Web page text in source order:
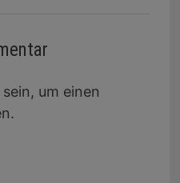
sein, um einen